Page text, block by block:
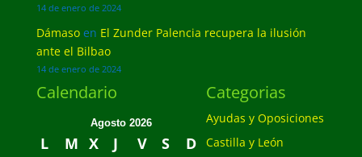
14 de enero de 2024
Dámasoen El Zunder Palencia recupera la ilusión
ante el Bilbao
14 de enero de 2024
Calendario
Agosto 2026
L M X J V S
D
Categorias
Ayudas y Oposiciones
Castilla y León